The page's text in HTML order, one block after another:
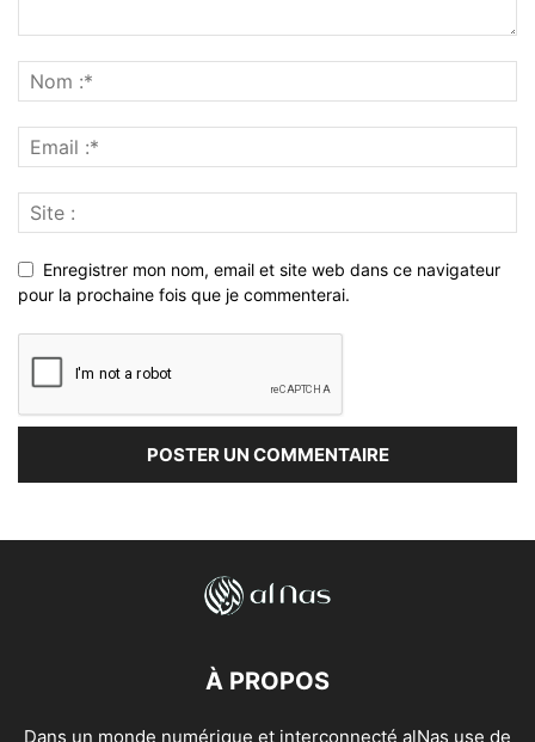
Enregistrer mon nom, email et site web dans ce navigateur
pour la prochaine fois que je commenterai.
À PROPOS
Dans un monde numérique et interconnecté alNas use de